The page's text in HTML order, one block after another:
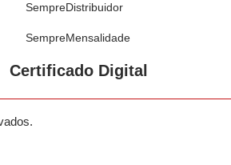
SempreDistribuidor
SempreMensalidade
Certificado Digital